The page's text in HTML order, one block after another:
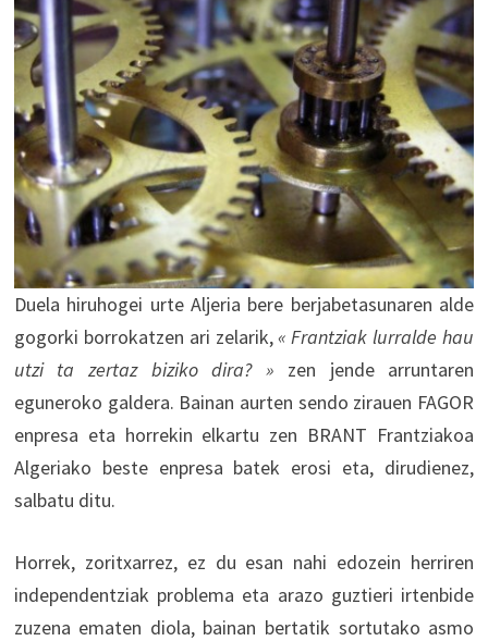
Duela hiruhogei urte Aljeria bere berjabetasunaren alde
gogorki borrokatzen ari zelarik,« Frantziak lurralde hau
utzi ta zertaz biziko dira? » zen jende arruntaren
eguneroko galdera. Bainan aurten sendo zirauen FAGOR
enpresa eta horrekin elkartu zen BRANT Frantziakoa
Algeriako beste enpresa batek erosi eta, dirudienez,
salbatu ditu.
Horrek, zoritxarrez, ez du esan nahi edozein herriren
independentziak problema eta arazo guztieri irtenbide
zuzena ematen diola, bainan bertatik sortutako asmo